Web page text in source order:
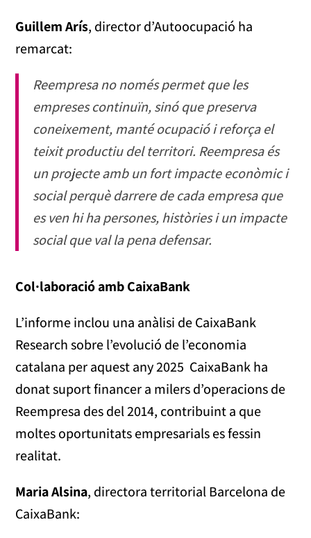
Guillem Arís, director d’Autoocupació ha
remarcat:
Reempresa no només permet que les
empreses continuïn, sinó que preserva
coneixement, manté ocupació i reforça el
teixit productiu del territori. Reempresa és
un projecte amb un fort impacte econòmic i
social perquè darrere de cada empresa que
es ven hi ha persones, històries i un impacte
social que val la pena defensar.
Col·laboració amb CaixaBank
L’informe inclou una anàlisi de CaixaBank
Research sobre l’evolució de l’economia
catalana per aquest any 2025 CaixaBank ha
donat suport financer a milers d’operacions de
Reempresa des del 2014, contribuint a que
moltes oportunitats empresarials es fessin
realitat.
Maria Alsina, directora territorial Barcelona de
CaixaBank: